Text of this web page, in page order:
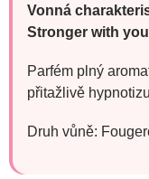
Vonná
Stronger with you
Parfém plný
přitažlivě
Druh vůně: